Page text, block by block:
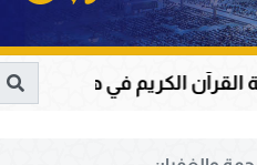
القلوب وإصلاح المجتمعات